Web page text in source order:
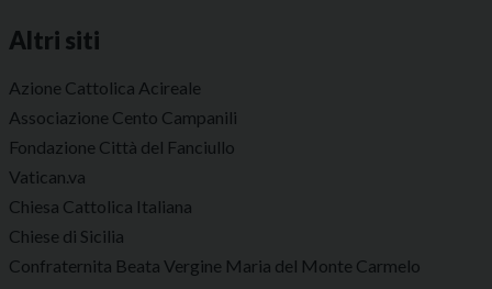
Altri siti
Azione Cattolica Acireale
Associazione Cento Campanili
Fondazione Città del Fanciullo
Vatican.va
Chiesa Cattolica Italiana
Chiese di Sicilia
Confraternita Beata Vergine Maria del Monte Carmelo